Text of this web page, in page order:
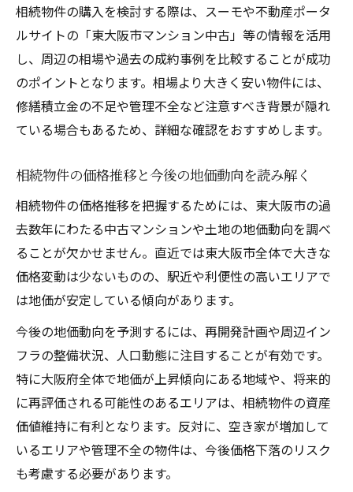
地価動向を意識した相続物件選定のポイン
ト
最適な東大阪市中古物件で失敗しない相続対策
を
相続物件で中古マンションを選ぶときの比
較基準
東大阪市で売却を見据えた相続物件選びの
相続物件の購入前に確認したい法的手続き
東大阪市で相続物件の査定ポイントを押さ
える
中古マンション市場から見る相続物件の選
相続物件を通じた資産形成に東大阪市が注目さ
れる理由
相続物件が東大阪市で資産形成に適する背
景
東大阪市の中古マンションと相続物件の可
能性
相続物件の購入を検討する際は、スーモや不動産ポータ
ルサイトの「東大阪市マンション中古」等の情報を活用
し、周辺の相場や過去の成約事例を比較することが成功
のポイントとなります。相場より大きく安い物件には、
修繕積立金の不足や管理不全など注意すべき背景が隠れ
ている場合もあるため、詳細な確認をおすすめします。
相続物件の価格推移と今後の地価動向を読み解く
相続物件の価格推移を把握するためには、東大阪市の過
去数年にわたる中古マンションや土地の地価動向を調べ
ることが欠かせません。直近では東大阪市全体で大きな
価格変動は少ないものの、駅近や利便性の高いエリアで
は地価が安定している傾向があります。
今後の地価動向を予測するには、再開発計画や周辺イン
フラの整備状況、人口動態に注目することが有効です。
特に大阪府全体で地価が上昇傾向にある地域や、将来的
に再評価される可能性のあるエリアは、相続物件の資産
価値維持に有利となります。反対に、空き家が増加して
いるエリアや管理不全の物件は、今後価格下落のリスク
も考慮する必要があります。